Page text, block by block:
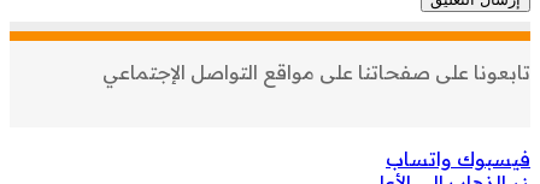
تابعونا على صفحاتنا على مواقع التواصل الإجتماعي
فيسبوك واتساب